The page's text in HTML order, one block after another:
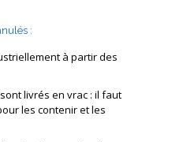
:
à partir des
livrés en vrac : il faut
les contenir et les